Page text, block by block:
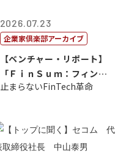
2026.07.23
企業家倶楽部アーカイブ
【ベンチャー・リポート】
「ＦｉｎＳｕｍ：フィンテ
ック・サミッ...
止まらないFinTech革命